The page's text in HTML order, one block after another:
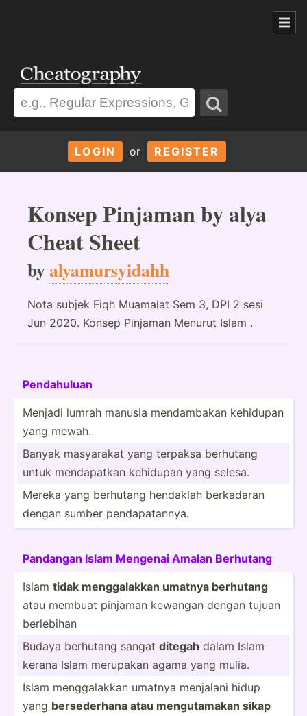
LOGIN or REGISTER
Konsep Pinjaman by alya
Cheat Sheet
byalyamursyidahh
Nota subjek Fiqh Muamalat Sem 3, DPI 2 sesi
Jun 2020. Konsep Pinjaman Menurut Islam .
Pendah­uluan
Menjadi lumrah manusia mendam­­bakan kehidupan
yang mewah.
Banyak masyarakat yang terpaksa berhutang
untuk mendap­atkan kehidupan yang selesa.
Mereka yang berhutang hendaklah berkadaran
dengan sumber pendap­ata­nnya.
Pandangan Islam Mengenai Amalan Berhutang
Islam tidak mengga­lakkan umatnya berhutang
atau membuat pinjaman kewangan dengan tujuan
berlebihan
Budaya berhutang sangat ditegah dalam Islam
kerana Islam merupakan agama yang mulia.
Islam mengga­lakkan umatnya menjalani hidup
yang bersed­erhana atau mengut­amakan sikap